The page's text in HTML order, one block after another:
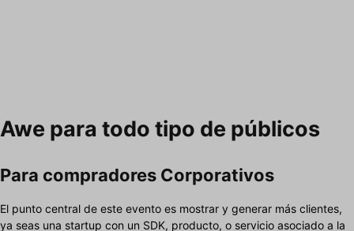
Awe para todo tipo de públicos
Para compradores Corporativos
El punto central de este evento es mostrar y generar más clientes,
ya seas una startup con un SDK, producto, o servicio asociado a la